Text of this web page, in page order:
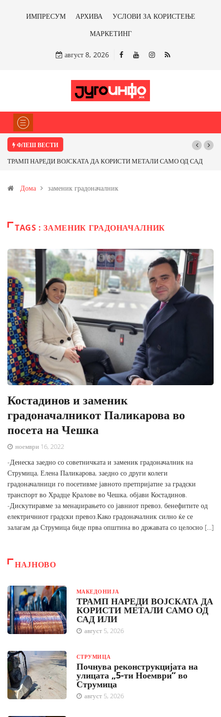
ИМПРЕСУМ АРХИВА
УСЛОВИ ЗА КОРИСТЕЊЕ
МАРКЕТИНГ
август 8, 2026
ФЛЕШ ВЕСТИ
ТРАМП НАРЕДИ ВОЈСКАТА ДА КОРИСТИ МЕТАЛИ САМО ОД САД
Иловица и со антимонот?
Дома заменик градоначалник
TAGS : ЗАМЕНИК ГРАДОНАЧАЛНИК
Костадинов и заменик
градоначалникот Паликарова во
посета на Чешка
ноември 16, 2022
-Денеска заедно со советничката и заменик градоначалник на
Струмица, Елена Паликарова, заедно со други колеги
градоначалници го посетивме јавното претпријатие за градски
транспорт во Храдце Кралове во Чешка, објави Костадинов.
-Дискутиравме за менаџирањето со јавниот превоз, бенефитите од
електричниот градски превоз.Како градоначалник силно ќе се
залагам да Струмица биде прва општина во државата со целосно […]
НАЈНОВО
МАКЕДОНИЈА
ТРАМП НАРЕДИ ВОЈСКАТА ДА
КОРИСТИ МЕТАЛИ САМО ОД
САД ИЛИ
август 5, 2026
СТРУМИЦА
Почнува реконструкцијата на
улицата „5-ти Ноември“ во
Струмица
август 5, 2026